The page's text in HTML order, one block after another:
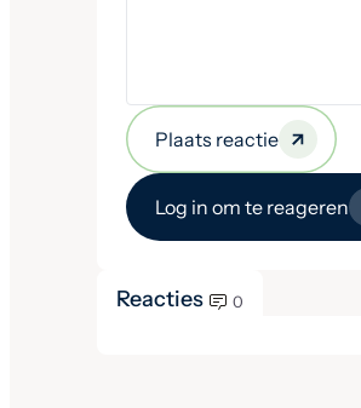
Plaats reactie
Log in om te reageren
Reacties 0